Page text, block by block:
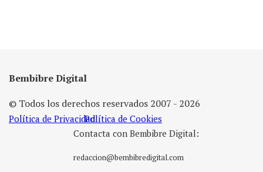
Bembibre Digital
© Todos los derechos reservados 2007 - 2026
Política de PrivacidadPolítica de Cookies
Contacta con Bembibre Digital:
redaccion@bembibredigital.com